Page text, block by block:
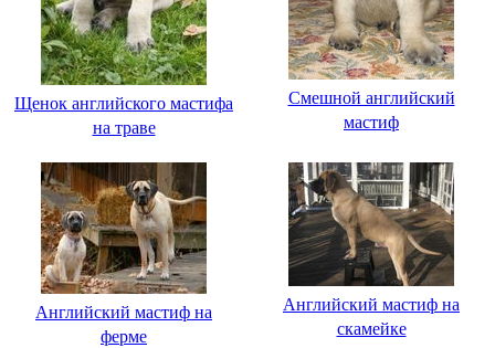
Щенок английского мастифа
на траве
Смешной английский
мастиф
Английский мастиф на
ферме
Английский мастиф на
скамейке